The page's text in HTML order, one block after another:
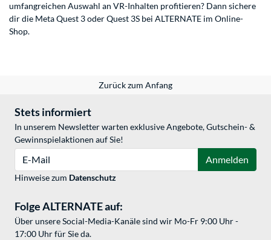
umfangreichen Auswahl an VR-Inhalten profitieren? Dann sichere
dir die Meta Quest 3 oder Quest 3S bei ALTERNATE im Online-
Shop.
Zurück zum Anfang
Stets informiert
In unserem Newsletter warten exklusive Angebote, Gutschein- &
Gewinnspielaktionen auf Sie!
Anmelden
Hinweise zum Datenschutz
Folge ALTERNATE auf:
Über unsere Social-Media-Kanäle sind wir Mo-Fr 9:00 Uhr -
17:00 Uhr für Sie da.